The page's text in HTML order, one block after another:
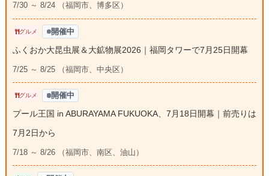
7/30 ～ 8/24 （福岡市、博多区）
グルメ 開催中
ふくおか大昆虫展＆大鉱物展2026｜福岡タワーで7月25日開幕
7/25 ～ 8/25 （福岡市、中央区）
グルメ 開催中
プール王国 in ABURAYAMA FUKUOKA、7月18日開幕｜前売りは
7月2日から
7/18 ～ 8/26 （福岡市、南区、油山）